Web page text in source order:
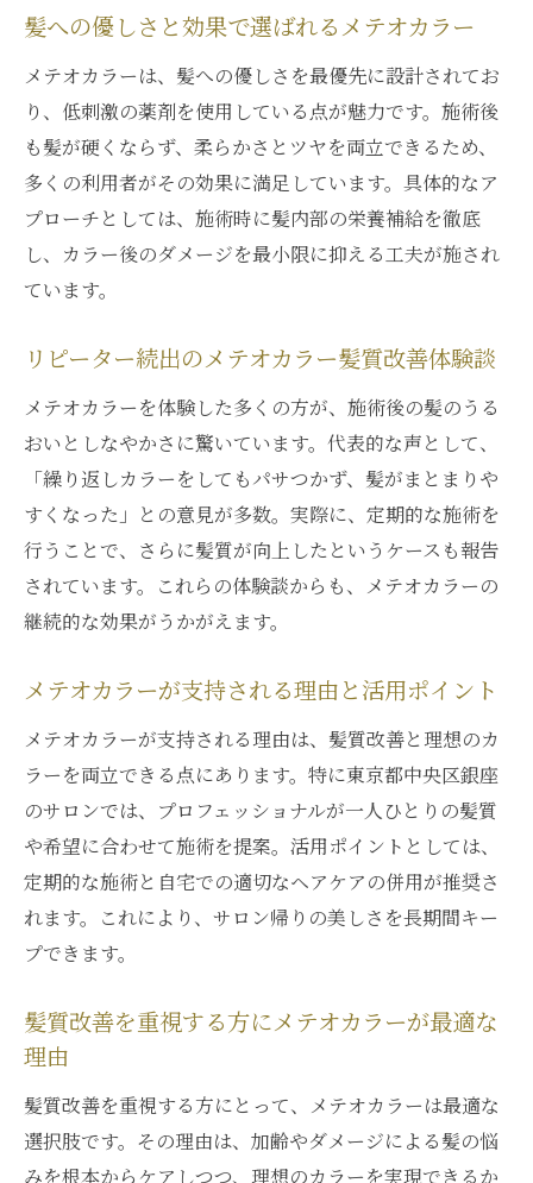
髪への優しさと効果で選ばれるメテオカラー
メテオカラーは、髪への優しさを最優先に設計されてお
り、低刺激の薬剤を使用している点が魅力です。施術後
も髪が硬くならず、柔らかさとツヤを両立できるため、
多くの利用者がその効果に満足しています。具体的なア
プローチとしては、施術時に髪内部の栄養補給を徹底
し、カラー後のダメージを最小限に抑える工夫が施され
ています。
リピーター続出のメテオカラー髪質改善体験談
メテオカラーを体験した多くの方が、施術後の髪のうる
おいとしなやかさに驚いています。代表的な声として、
「繰り返しカラーをしてもパサつかず、髪がまとまりや
すくなった」との意見が多数。実際に、定期的な施術を
行うことで、さらに髪質が向上したというケースも報告
されています。これらの体験談からも、メテオカラーの
継続的な効果がうかがえます。
メテオカラーが支持される理由と活用ポイント
メテオカラーが支持される理由は、髪質改善と理想のカ
ラーを両立できる点にあります。特に東京都中央区銀座
のサロンでは、プロフェッショナルが一人ひとりの髪質
や希望に合わせて施術を提案。活用ポイントとしては、
定期的な施術と自宅での適切なヘアケアの併用が推奨さ
れます。これにより、サロン帰りの美しさを長期間キー
プできます。
髪質改善を重視する方にメテオカラーが最適な
理由
髪質改善を重視する方にとって、メテオカラーは最適な
選択肢です。その理由は、加齢やダメージによる髪の悩
みを根本からケアしつつ、理想のカラーを実現できるか